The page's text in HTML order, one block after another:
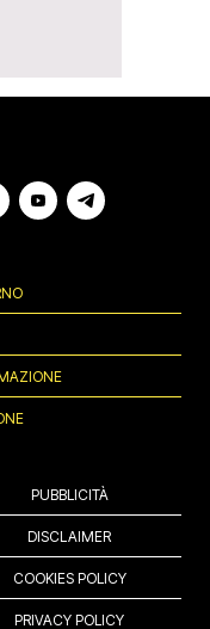
PUBBLICITÀ
DISCLAIMER
COOKIES POLICY
PRIVACY POLICY